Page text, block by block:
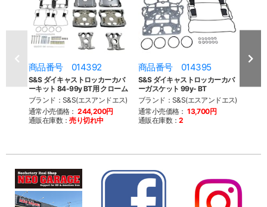
商品番号 014392
S&S ダイキャストロッカーカバ
ーキット 84-99y BT用 クローム
ブランド：S&S(エスアンドエス)
通常小売価格： 244,200円
通販在庫数：売り切れ中
商品番号 014395
S&S ダイキャストロッカーカバ
ーガスケット 99y- BT
ブランド：S&S(エスアンドエス)
通常小売価格： 13,700円
通販在庫数：2
シュ